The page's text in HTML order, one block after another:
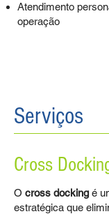
Atendimento
operação
Serviços
Cross
O cross dockingé
estratégica que